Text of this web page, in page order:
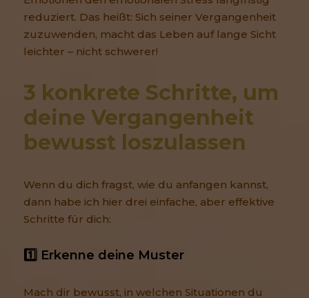
reduziert. Das heißt: Sich seiner Vergangenheit
zuzuwenden, macht das Leben auf lange Sicht
leichter – nicht schwerer!
3 konkrete Schritte, um
deine Vergangenheit
bewusst loszulassen
Wenn du dich fragst, wie du anfangen kannst,
dann habe ich hier drei einfache, aber effektive
Schritte für dich:
1️⃣ Erkenne deine Muster
Mach dir bewusst, in welchen Situationen du